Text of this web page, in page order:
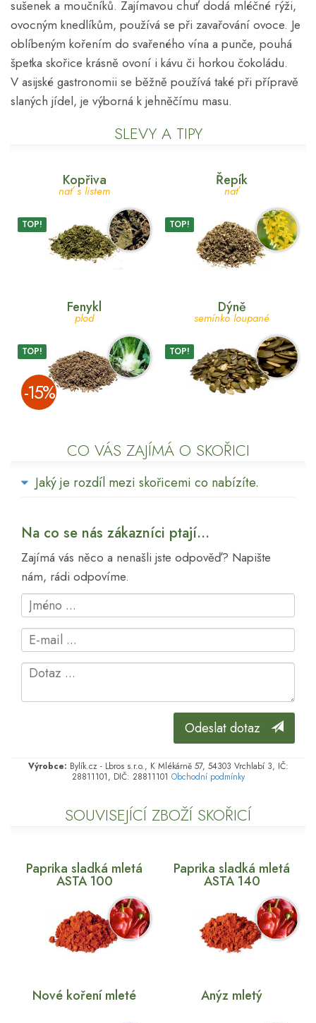
sušenek a moučníků. Zajímavou chuť dodá mléčné rýži,
ovocným knedlíkům, používá se při zavařování ovoce. Je
oblíbeným kořením do svařeného vína a punče, pouhá
špetka skořice krásně ovoní i kávu či horkou čokoládu.
V asijské gastronomii se běžně používá také při přípravě
slaných jídel, je výborná k jehněčímu masu.
SLEVY A TIPY
Kopřiva
nať s listem
TOP!
Řepík
nať
TOP!
Fenykl
plod
TOP!
­-15%
Dýně
semínko loupané
TOP!
CO VÁS ZAJÍMÁ O SKOŘICI
Jaký je rozdíl mezi skořicemi co nabízíte.
Na co se nás zákazníci ptají...
Zajímá vás něco a nenašli jste odpověď? Napište
nám, rádi odpovíme.
Odeslat dotaz
Výrobce: Bylík.cz - Lbros s.r.o., K Mlékárně 57, 54303 Vrchlabí 3, IČ:
28811101, DIČ: 28811101 Obchodní podmínky
SOUVISEJÍCÍ ZBOŽÍ SKOŘICÍ
Paprika sladká mletá
ASTA 100
Paprika sladká mletá
ASTA 140
Nové koření mleté Anýz mletý